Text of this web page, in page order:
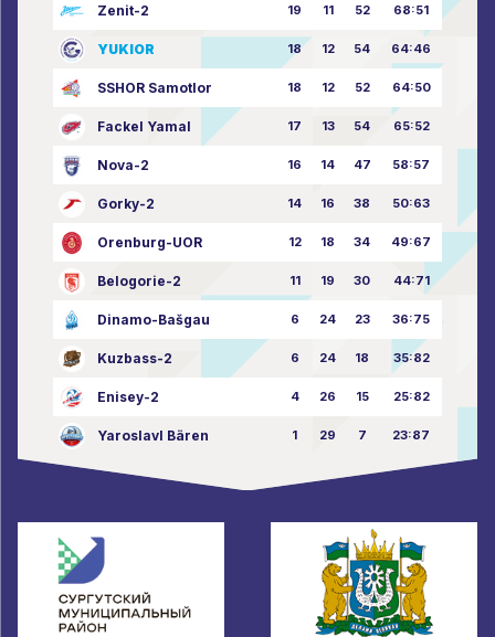
Zenit-2 19 11 52 68:51
YUKIOR 18 12 54 64:46
SSHOR Samotlor 18 12 52 64:50
Fackel Yamal 17 13 54 65:52
Nova-2 16 14 47 58:57
Gorky-2 14 16 38 50:63
Orenburg-UOR 12 18 34 49:67
Belogorie-2 11 19 30 44:71
Dinamo-Bašgau 6 24 23 36:75
Kuzbass-2 6 24 18 35:82
Enisey-2 4 26 15 25:82
Yaroslavl Bären 1 29 7 23:87